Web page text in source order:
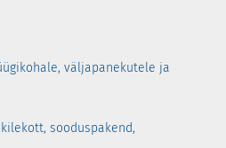
väljapanekutele ja
sooduspakend,